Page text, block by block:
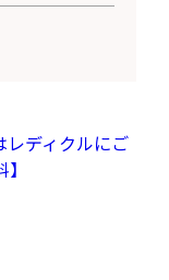
レディクルにご